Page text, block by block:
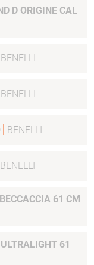
BENELLI
BENELLI
BENELLI
BENELLI
61 CM
61